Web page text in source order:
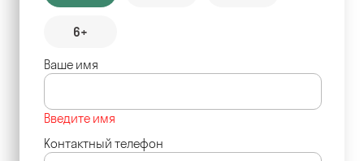
6+
Ваше имя
Введите имя
Контактный телефон